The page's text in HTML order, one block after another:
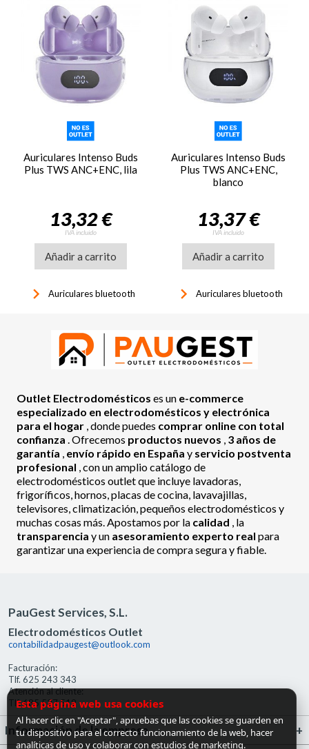
Auriculares Intenso Buds
Plus TWS ANC+ENC, lila
13,32 €
IVA incluido
Añadir a carrito
keyboard_arrow_right Auriculares bluetooth
Auriculares Intenso Buds
Plus TWS ANC+ENC,
blanco
13,37 €
IVA incluido
Añadir a carrito
keyboard_arrow_right Auriculares bluetooth
Outlet Electrodomésticos es un e-commerce
especializado en electrodomésticos y electrónica
para el hogar , donde puedes comprar online con total
confianza . Ofrecemos productos nuevos , 3 años de
garantía , envío rápido en España y servicio postventa
profesional , con un amplio catálogo de
electrodomésticos outlet que incluye lavadoras,
frigoríficos, hornos, placas de cocina, lavavajillas,
televisores, climatización, pequeños electrodomésticos y
muchas cosas más. Apostamos por la calidad , la
transparencia y un asesoramiento experto real para
garantizar una experiencia de compra segura y fiable.
PauGest Services, S.L.
Electrodomésticos Outlet
contabilidadpaugest@outlook.com
Facturación:
Tlf. 625 243 343
Atención al cliente:
Tlf. 685 527 519
Información de la empresa
Esta página web usa cookies
Al hacer clic en "Aceptar", apruebas que las cookies se guarden en
tu dispositivo para el correcto funcionamiento de la web, hacer
analíticas de uso y colaborar con estudios de marketing.